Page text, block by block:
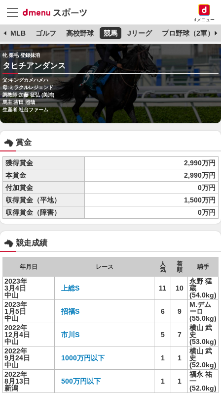
dメニュー
MLB ゴルフ 高校野球 競馬 Jリーグ プロ野球（2軍）
牝 栗毛 登録抹消
タヒチアンダンス
父:キングカメハメハ
母:ミラクルレジェンド
調教師:加藤 征弘 (美浦)
馬主:吉田 照哉
生産者:社台ファーム
賞金
獲得賞金
2,990万円
本賞金
2,990万円
付加賞金
0万円
収得賞金（平地）
1,500万円
収得賞金（障害）
0万円
競走成績
年月日 レース
人
気
着
順
騎手
2023年
3月4日
中山
上総S 11 10
永野 猛
蔵
(54.0kg)
2023年
1月5日
中山
招福S 6 9
M.デム
ーロ
(55.0kg)
2022年
12月4日
中山
市川S 5 7
横山 武
史
(53.0kg)
2022年
9月24日
中山
1000万円以下 1 1
横山 武
史
(52.0kg)
2022年
8月13日
新潟
500万円以下 1 1
福永 祐
一
(52.0kg)